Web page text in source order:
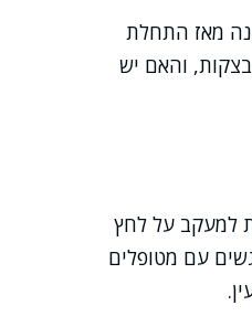
מאז התחלת
והאם יש
למעקב על לחץ
עם מטופלים